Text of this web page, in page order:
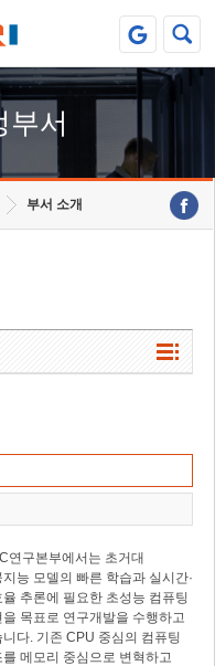
부서
부서 소개
연구본부에서는 초거대
지능 모델의 빠른 학습과 실시간·
율 추론에 필요한 초성능 컴퓨팅
을 목표로 연구개발을 수행하고
니다. 기존 CPU 중심의 컴퓨팅
를 메모리 중심으로 변혁하고